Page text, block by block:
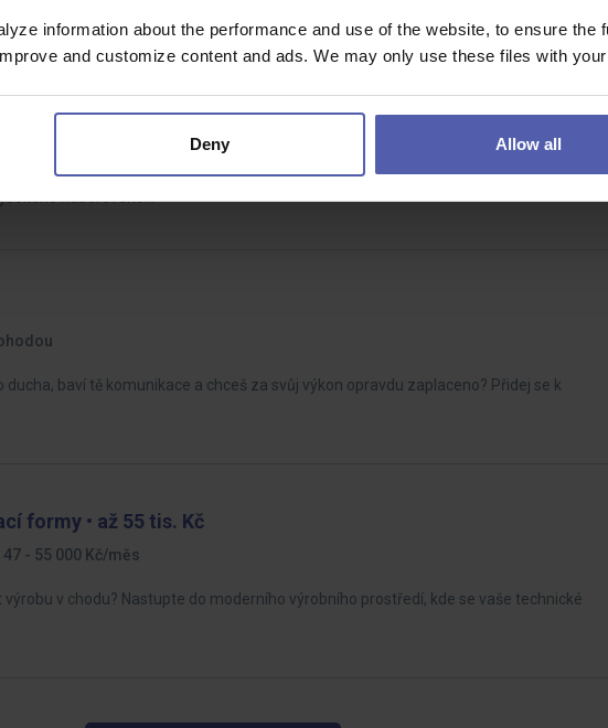
information about the performance and use of the website, to ensure the
and customize content and ads. We may only use these files with
Deny Allow all
příplatky a bonus
práci s nadstandardním finančním ohodnocením. Čeká Vás moderní výroba,
náborového…
baví tě komunikace a chceš za svůj výkon opravdu zaplaceno? Přidej se k
formy • až 55 tis. Kč
47 - 55 000 Kč/měs
v chodu? Nastupte do moderního výrobního prostředí, kde se vaše technické